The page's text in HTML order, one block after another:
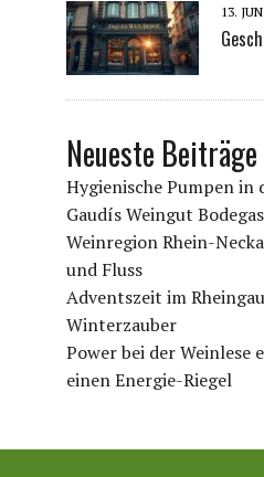
13.
Neueste Beiträge
Hygienische Pumpen
Gaudís Weingut
Weinregion Rhein-
und Fluss
Adventszeit im
Winterzauber
Power bei der Weinlese
einen Energie-Riegel